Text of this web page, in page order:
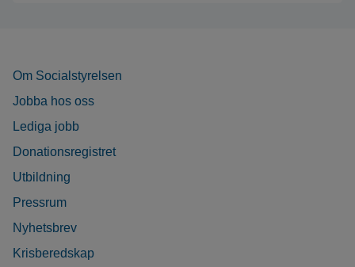
Om Socialstyrelsen
Jobba hos oss
Lediga jobb
Donationsregistret
Utbildning
Pressrum
Nyhetsbrev
Krisberedskap